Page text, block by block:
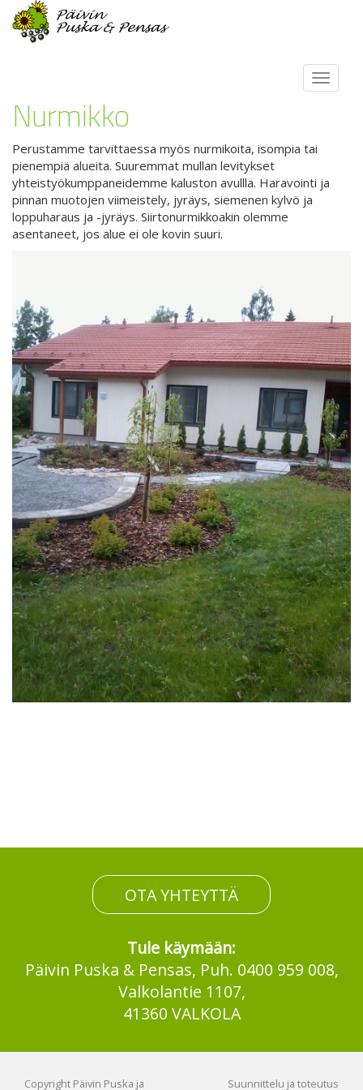
Nurmikko
Perustamme tarvittaessa myös nurmikoita, isompia tai
pienempiä alueita. Suuremmat mullan levitykset
yhteistyökumppaneidemme kaluston avullla. Haravointi ja
pinnan muotojen viimeistely, jyräys, siemenen kylvö ja
loppuharaus ja -jyräys. Siirtonurmikkoakin olemme
asentaneet, jos alue ei ole kovin suuri.
OTA YHTEYTTÄ
Tule käymään:
Päivin Puska & Pensas, Puh. 0400 959 008,
Valkolantie 1107,
41360 VALKOLA
Copyright Päivin Puska ja Suunnittelu ja toteutus